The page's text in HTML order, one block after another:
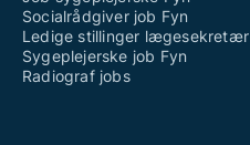
Socialrådgiver job Fyn
Ledige stillinger lægesekretær
Sygeplejerske job Fyn
Radiograf jobs